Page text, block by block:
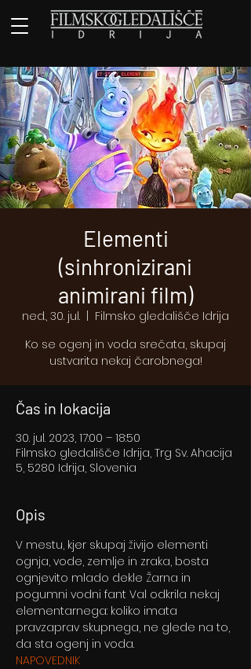
Elementi
(sinhronizirani
animirani film)
ned., 30. jul.
Filmsko gledališče Idrija
Ko se ogenj in voda srečata, skupaj
ustvarita nekaj čarobnega!
Čas in lokacija
30. jul. 2023, 17:00 – 18:50
Filmsko gledališče Idrija, Trg Sv. Ahacija
5, 5280 Idrija, Slovenia
Opis
V mestu, kjer skupaj živijo elementi
ognja, vode, zemlje in zraka, bosta
ognjevito mlado dekle Žarna in
pogumni vodni fant Val odkrila nekaj
elementarnega: koliko imata
pravzaprav skupnega, ne glede na to,
da sta ogenj in voda.
NAPOVEDNIK